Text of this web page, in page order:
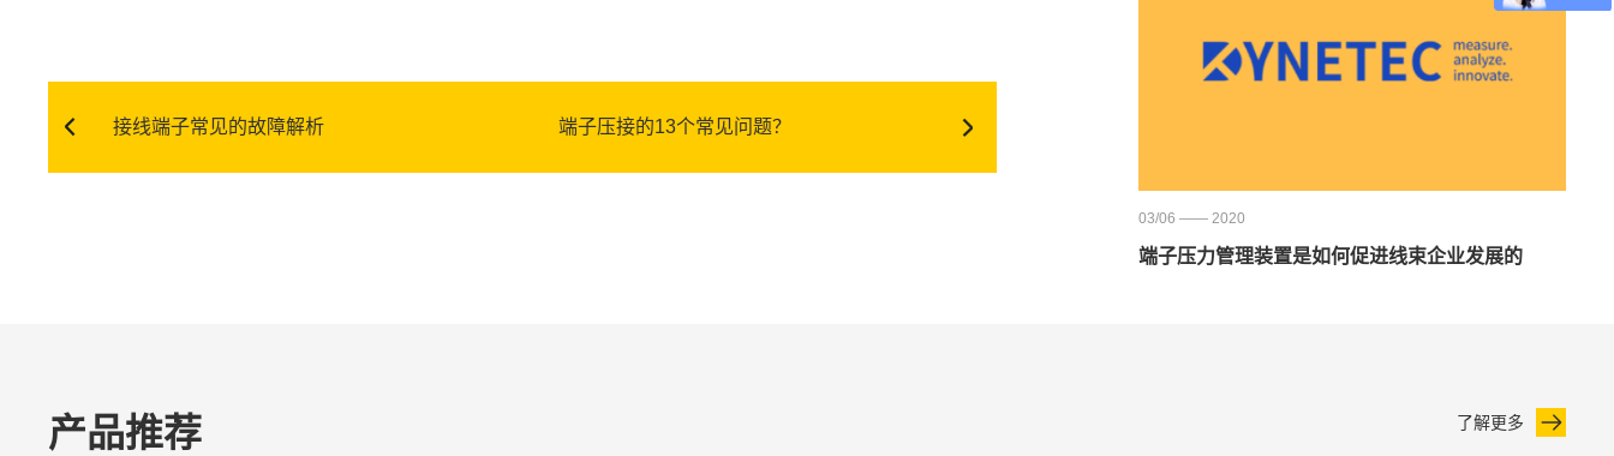
接线端子常见的故障解析 端子压接的13个常见问题？
03/06 —— 2020
端子压力管理装置是如何促进线束企业发展的
产品推荐 了解更多